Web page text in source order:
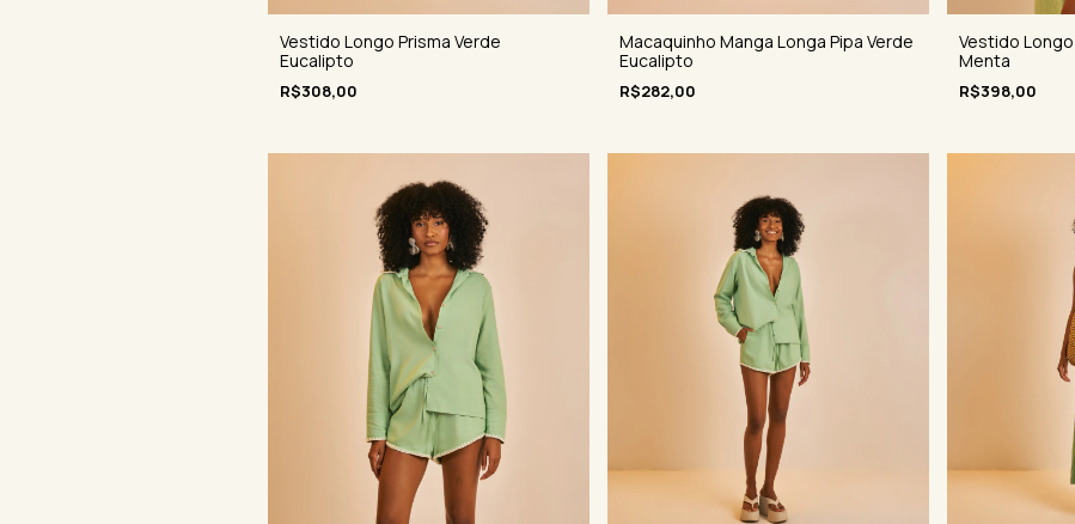
Vestido Longo Prisma Verde
Eucalipto
R$308,00
Macaquinho Manga Longa Pipa Verde
Eucalipto
R$282,00
Vestido
Menta
R$398,00